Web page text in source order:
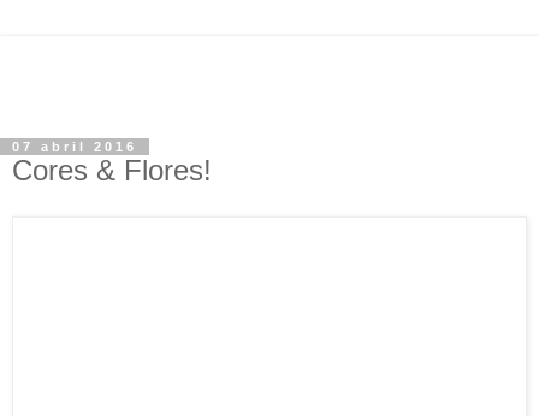
07 abril 2016
Cores & Flores!